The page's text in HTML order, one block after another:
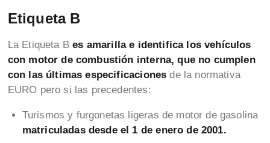
Etiqueta B
La Etiqueta Bes amarilla e identifica los vehículos
con motor de combustión interna, que no cumplen
con las últimas especificaciones de la normativa
EURO pero si las precedentes:
Turismos y furgonetas ligeras de motor de gasolina
matriculadas desde el 1 de enero de 2001.